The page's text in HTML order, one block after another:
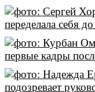
переделала себя
первые кадры
подозревает